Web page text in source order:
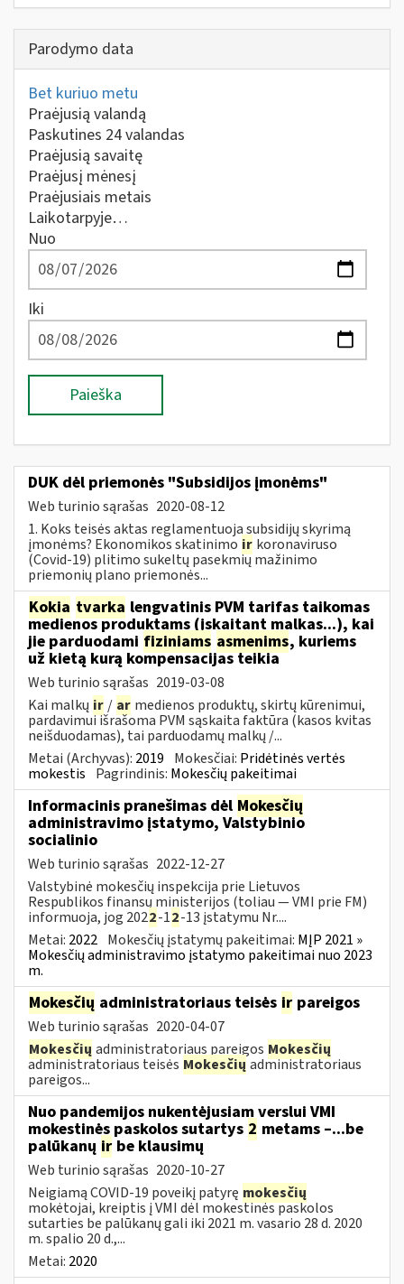
Parodymo data
Bet kuriuo metu
Praėjusią valandą
Paskutines 24 valandas
Praėjusią savaitę
Praėjusį mėnesį
Praėjusiais metais
Laikotarpyje…
Nuo
Iki
Paieška
DUK dėl priemonės "Subsidijos įmonėms"
Web turinio sąrašas 2020-08-12
1. Koks teisės aktas reglamentuoja subsidijų skyrimą
įmonėms? Ekonomikos skatinimo ir koronaviruso
(Covid-19) plitimo sukeltų pasekmių mažinimo
priemonių plano priemonės...
Kokia tvarka lengvatinis PVM tarifas taikomas
medienos produktams (įskaitant malkas...), kai
jie parduodami fiziniams asmenims, kuriems
už kietą kurą kompensacijas teikia
Web turinio sąrašas 2019-03-08
Kai malkų ir / ar medienos produktų, skirtų kūrenimui,
pardavimui išrašoma PVM sąskaita faktūra (kasos kvitas
neišduodamas), tai parduodamų malkų /...
Metai (Archyvas): 2019 Mokesčiai: Pridėtinės vertės
mokestis Pagrindinis: Mokesčių pakeitimai
Informacinis pranešimas dėl Mokesčių
administravimo įstatymo, Valstybinio
socialinio
Web turinio sąrašas 2022-12-27
Valstybinė mokesčių inspekcija prie Lietuvos
Respublikos finansų ministerijos (toliau — VMI prie FM)
informuoja, jog 2022-12-13 įstatymu Nr....
Metai: 2022 Mokesčių įstatymų pakeitimai: MĮP 2021 »
Mokesčių administravimo įstatymo pakeitimai nuo 2023
m.
Mokesčių administratoriaus teisės ir pareigos
Web turinio sąrašas 2020-04-07
Mokesčių administratoriaus pareigos Mokesčių
administratoriaus teisės Mokesčių administratoriaus
pareigos...
Nuo pandemijos nukentėjusiam verslui VMI
mokestinės paskolos sutartys 2 metams –...be
palūkanų ir be klausimų
Web turinio sąrašas 2020-10-27
Neigiamą COVID-19 poveikį patyrę mokesčių
mokėtojai, kreiptis į VMI dėl mokestinės paskolos
sutarties be palūkanų gali iki 2021 m. vasario 28 d. 2020
m. spalio 20 d.,...
Metai: 2020